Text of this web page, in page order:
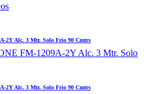
2Y Alc. 3 Mtr. Solo Frio 90 Cmtrs
2Y Alc. 3 Mtr. Solo Frio 90 Cmtrs